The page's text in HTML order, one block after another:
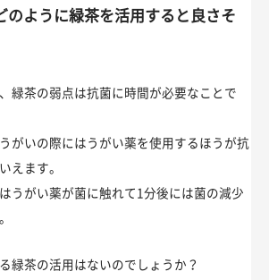
のように緑茶を活用すると良さそ
緑茶の弱点は抗菌に時間が必要なことで
がいの際にはうがい薬を使用するほうが抗
えます。
うがい薬が菌に触れて1分後には菌の減少
緑茶の活用はないのでしょうか？